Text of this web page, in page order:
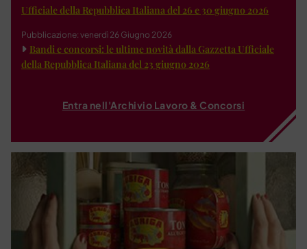
Ufficiale della Repubblica Italiana del 26 e 30 giugno 2026
Pubblicazione: venerdì 26 Giugno 2026
Bandi e concorsi: le ultime novità dalla Gazzetta Ufficiale
della Repubblica Italiana del 23 giugno 2026
Entra nell'Archivio Lavoro & Concorsi